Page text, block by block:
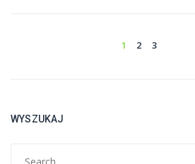
1 2 3
WYSZUKAJ